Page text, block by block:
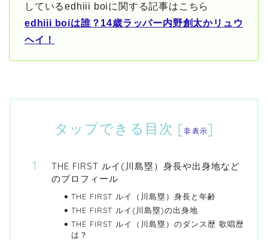
しているedhiii boiに関する記事はこちら
edhiii boiは誰？14歳ラッパー内野創太かリュウ
ヘイ！
タップできる目次 [非表示]
THE FIRST ルイ(川島塁）身長や出身地など
のプロフィール
THE FIRST ルイ（川島塁）身長と年齢
THE FIRST ルイ(川島塁)の出身地
THE FIRST ルイ（川島塁）のダンス歴 歌唱歴
は？